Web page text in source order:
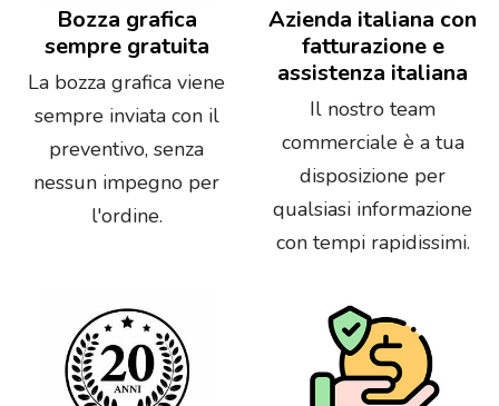
Bozza grafica
sempre gratuita
La bozza grafica viene
sempre inviata con il
preventivo, senza
nessun impegno per
l'ordine.
Azienda italiana con
fatturazione e
assistenza italiana
Il nostro team
commerciale è a tua
disposizione per
qualsiasi informazione
con tempi rapidissimi.